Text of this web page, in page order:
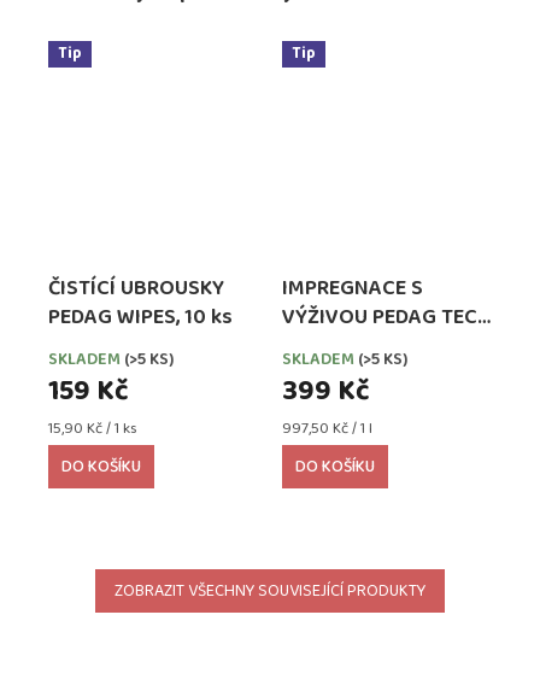
Tip
ČISTÍCÍ UBROUSKY
PEDAG WIPES, 10 ks
SKLADEM (>5 KS)
159 Kč
Měrná
cena:
15,90 Kč / 1 ks
DO KOŠÍKU
Tip
IMPREGNACE S
VÝŽIVOU PEDAG TECH
WATERPROOFER,
EXTRA SILNÁ
SKLADEM (>5 KS)
399 Kč
Měrná
cena:
997,50 Kč / 1 l
DO KOŠÍKU
ZOBRAZIT VŠECHNY SOUVISEJÍCÍ PRODUKTY